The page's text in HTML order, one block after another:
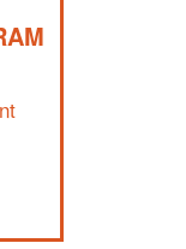
d'affaires